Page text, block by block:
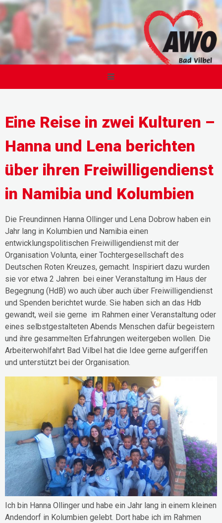
Eine Reise in zwei Kulturen –
Hanna und Lena berichten
über ihren Freiwilligendienst
in Namibia und Kolumbien
Die Freundinnen Hanna Ollinger und Lena Dobrow haben ein
Jahr lang in Kolumbien und Namibia einen
entwicklungspolitischen Freiwilligendienst mit der
Organisation Volunta, einer Tochtergesellschaft des
Deutschen Roten Kreuzes, gemacht. Inspiriert dazu wurden
sie vor etwa 2 Jahren bei einer Veranstaltung im Haus der
Begegnung (HdB) wo auch über auch über Freiwilligendienst
und Spenden berichtet wurde. Sie haben sich an das Hdb
gewandt, weil sie gerne im Rahmen einer Veranstaltung oder
eines selbstgestalteten Abends Menschen dafür begeistern
und ihre gesammelten Erfahrungen weitergeben wollen. Die
Arbeiterwohlfahrt Bad Vilbel hat die Idee gerne aufgeriffen
und unterstützt bei der Organisation.
Ich bin Hanna Ollinger und habe ein Jahr lang in einem kleinen
Andendorf in Kolumbien gelebt. Dort habe ich im Rahmen